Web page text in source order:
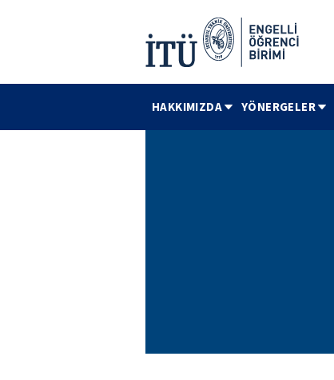
HAKKIMIZDA YÖNERGELER